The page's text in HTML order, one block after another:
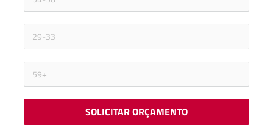
SOLICITAR ORÇAMENTO